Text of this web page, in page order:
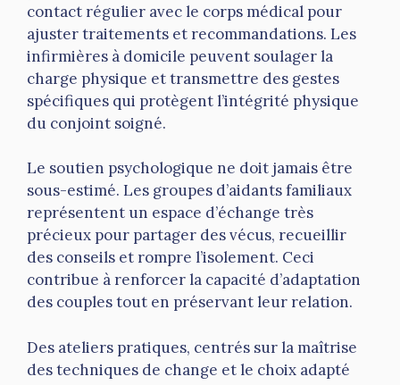
contact régulier avec le corps médical pour
ajuster traitements et recommandations. Les
infirmières à domicile peuvent soulager la
charge physique et transmettre des gestes
spécifiques qui protègent l’intégrité physique
du conjoint soigné.
Le soutien psychologique ne doit jamais être
sous-estimé. Les groupes d’aidants familiaux
représentent un espace d’échange très
précieux pour partager des vécus, recueillir
des conseils et rompre l’isolement. Ceci
contribue à renforcer la capacité d’adaptation
des couples tout en préservant leur relation.
Des ateliers pratiques, centrés sur la maîtrise
des techniques de change et le choix adapté